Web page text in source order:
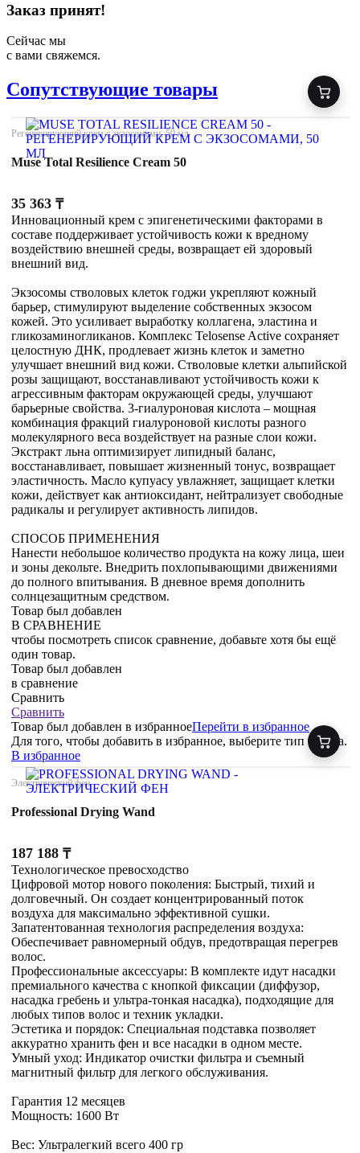
Заказ принят!
Сейчас мы
с вами свяжемся.
Сопутствующие товары
Регенерирующий крем с экзосомами, 50 мл
Muse Total Resilience Cream 50
35 363 ₸
Инновационный крем с эпигенетическими факторами в
составе поддерживает устойчивость кожи к вредному
воздействию внешней среды, возвращает ей здоровый
внешний вид.
Экзосомы стволовых клеток годжи укрепляют кожный
барьер, стимулируют выделение собственных экзосом
кожей. Это усиливает выработку коллагена, эластина и
гликозаминогликанов. Комплекс Telosense Active сохраняет
целостную ДНК, продлевает жизнь клеток и заметно
улучшает внешний вид кожи. Стволовые клетки альпийской
розы защищают, восстанавливают устойчивость кожи к
агрессивным факторам окружающей среды, улучшают
барьерные свойства. 3-гиалуроновая кислота – мощная
комбинация фракций гиалуроновой кислоты разного
молекулярного веса воздействует на разные слои кожи.
Экстракт льна оптимизирует липидный баланс,
восстанавливает, повышает жизненный тонус, возвращает
эластичность. Масло купуасу увлажняет, защищает клетки
кожи, действует как антиоксидант, нейтрализует свободные
радикалы и регулирует активность липидов.
СПОСОБ ПРИМЕНЕНИЯ
Нанести небольшое количество продукта на кожу лица, шеи
и зоны декольте. Внедрить похлопывающими движениями
до полного впитывания. В дневное время дополнить
солнцезащитным средством.
Товар был добавлен
В СРАВНЕНИЕ
чтобы посмотреть список сравнение, добавьте хотя бы ещё
один товар.
Товар был добавлен
в сравнение
Сравнить
Сравнить
Товар был добавлен в избранноеПерейти в избранное
Для того, чтобы добавить в избранное, выберите тип товара.
В избранное
Электрический фен
Professional Drying Wand
187 188 ₸
Технологическое превосходство
Цифровой мотор нового поколения: Быстрый, тихий и
долговечный. Он создает концентрированный поток
воздуха для максимально эффективной сушки.
Запатентованная технология распределения воздуха:
Обеспечивает равномерный обдув, предотвращая перегрев
волос.
Профессиональные аксессуары: В комплекте идут насадки
премиального качества с кнопкой фиксации (диффузор,
насадка гребень и ультра-тонкая насадка), подходящие для
любых типов волос и техник укладки.
Эстетика и порядок: Специальная подставка позволяет
аккуратно хранить фен и все насадки в одном месте.
Умный уход: Индикатор очистки фильтра и съемный
магнитный фильтр для легкого обслуживания.
Гарантия 12 месяцев
Мощность: 1600 Вт
Вес: Ультралегкий всего 400 гр